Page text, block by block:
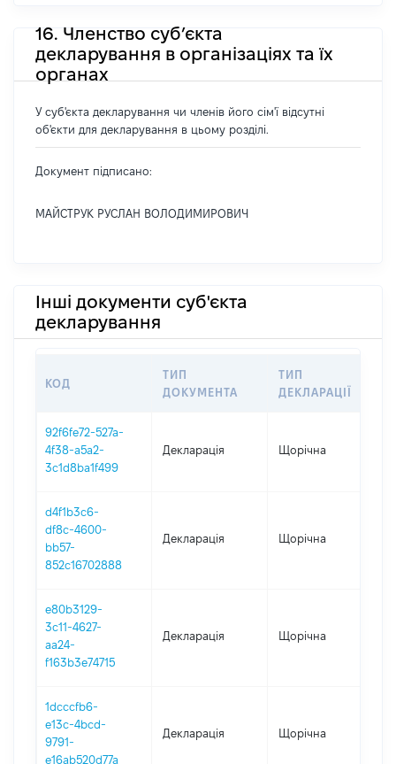
16. Членство суб’єкта
декларування в організаціях та їх
органах
У суб'єкта декларування чи членів його сім'ї відсутні
об'єкти для декларування в цьому розділі.
Документ підписано:
МАЙСТРУК РУСЛАН ВОЛОДИМИРОВИЧ
Інші документи суб'єкта
декларування
КОД
ТИП
ДОКУМЕНТА
ТИП
ДЕКЛАРАЦІЇ
92f6fe72-527a-
4f38-a5a2-
3c1d8ba1f499
Декларація Щорічна
d4f1b3c6-
df8c-4600-
bb57-
852c16702888
Декларація Щорічна
e80b3129-
3c11-4627-
aa24-
f163b3e74715
Декларація Щорічна
1dcccfb6-
e13c-4bcd-
9791-
e16ab520d77a
Декларація Щорічна